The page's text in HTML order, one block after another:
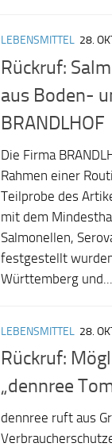
LEBENSMITTEL 28.
Rückruf:
aus Boden-
BRANDLHOF
Die Firma
Rahmen einer
Teilprobe des
mit dem
Salmonellen,
festgestellt
Württemberg und...
LEBENSMITTEL 28.
Rückruf:
„dennree
dennree ruft aus